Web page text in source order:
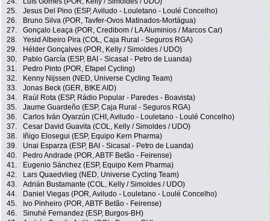
25.
Jesus Del Pino (ESP, Aviludo - Louletano - Loulé Concelho)
26.
Bruno Silva (POR, Tavfer-Ovos Matinados-Mortágua)
27.
Gonçalo Leaça (POR, Credibom / LA Aluminios / Marcos Car)
28.
Yesid Albeiro Pira (COL, Caja Rural - Seguros RGA)
29.
Hélder Gonçalves (POR, Kelly / Simoldes / UDO)
30.
Pablo García (ESP, BAI - Sicasal - Petro de Luanda)
31.
Pedro Pinto (POR, Efapel Cycling)
32.
Kenny Nijssen (NED, Universe Cycling Team)
33.
Jonas Beck (GER, BIKE AID)
34.
Raúl Rota (ESP, Rádio Popular - Paredes - Boavista)
35.
Jaume Guardeño (ESP, Caja Rural - Seguros RGA)
36.
Carlos Iván Oyarzún (CHI, Aviludo - Louletano - Loulé Concelho)
37.
Cesar David Guavita (COL, Kelly / Simoldes / UDO)
38.
Iñigo Elosegui (ESP, Equipo Kern Pharma)
39.
Unai Esparza (ESP, BAI - Sicasal - Petro de Luanda)
40.
Pedro Andrade (POR, ABTF Betão - Feirense)
41.
Eugenio Sánchez (ESP, Equipo Kern Pharma)
42.
Lars Quaedvlieg (NED, Universe Cycling Team)
43.
Adrián Bustamante (COL, Kelly / Simoldes / UDO)
44.
Daniel Viegas (POR, Aviludo - Louletano - Loulé Concelho)
45.
Ivo Pinheiro (POR, ABTF Betão - Feirense)
46.
Sinuhé Fernandez (ESP, Burgos-BH)